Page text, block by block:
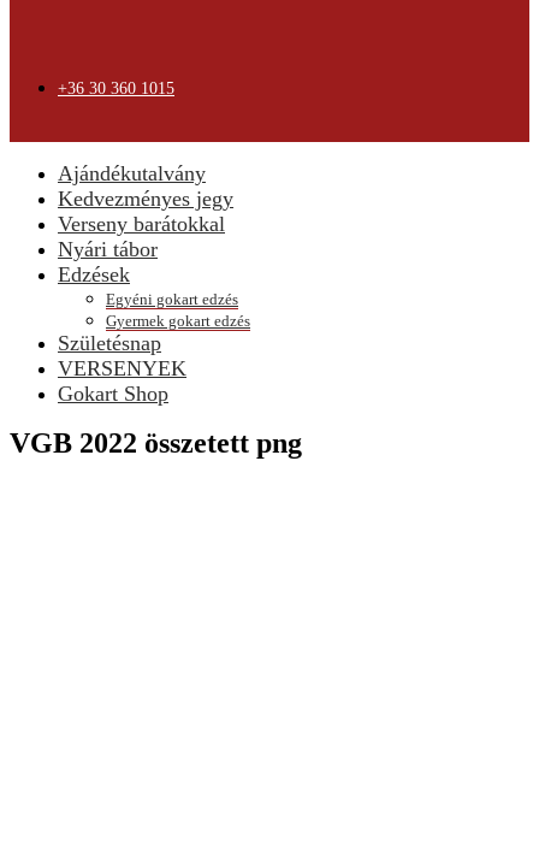
+36 30 360 1015
Ajándékutalvány
Kedvezményes jegy
Verseny barátokkal
Nyári tábor
Edzések
Egyéni gokart edzés
Gyermek gokart edzés
Születésnap
VERSENYEK
Gokart Shop
VGB 2022 összetett png